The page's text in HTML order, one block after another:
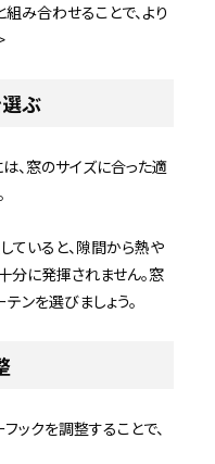
み合わせることで、より
ぶ
、窓のサイズに合った適
ていると、隙間から熱や
分に発揮されません。窓
ンを選びましょう。
ックを調整することで、